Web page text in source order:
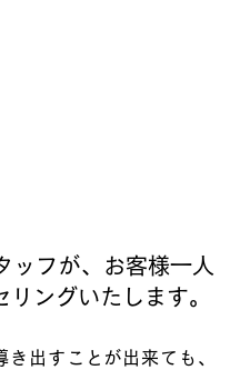
ッフが、お客様一人
ングいたします。
出すことが出来ても、